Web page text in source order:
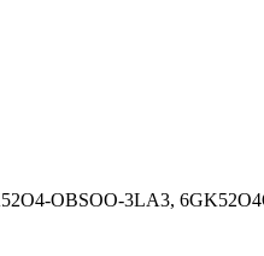
OBSOO-3LA3,